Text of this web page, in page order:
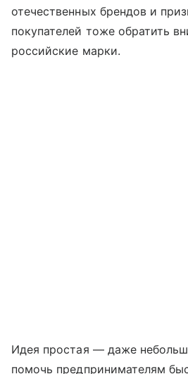
отечественных брендов и
покупателей тоже обратить
российские марки.
Идея простая — даже
помочь предпринимателям